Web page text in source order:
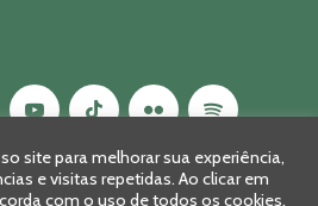
site para melhorar sua experiência,
e visitas repetidas. Ao clicar em
com o uso de todos os cookies.